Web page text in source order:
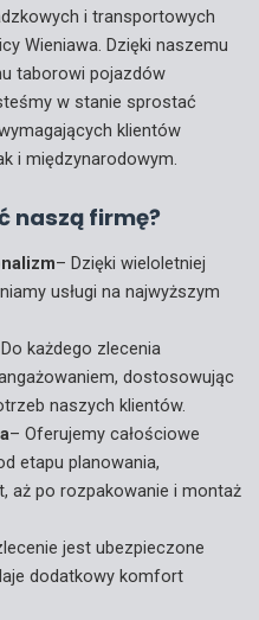
i transportowych
Wieniawa. Dzięki naszemu
taborowi pojazdów
w stanie sprostać
klientów
i międzynarodowym.
naszą firmę?
– Dzięki wieloletniej
usługi na najwyższym
każdego zlecenia
dostosowując
naszych klientów.
– Oferujemy całościowe
etapu planowania,
aż po rozpakowanie i montaż
jest ubezpieczone
dodatkowy komfort